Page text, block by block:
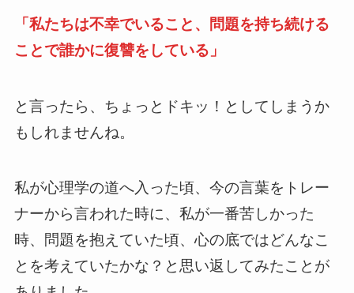
「私たちは不幸でいること、問題を持ち続ける
ことで誰かに復讐をしている」
と言ったら、ちょっとドキッ！としてしまうか
もしれませんね。
私が心理学の道へ入った頃、今の言葉をトレー
ナーから言われた時に、私が一番苦しかった
時、問題を抱えていた頃、心の底ではどんなこ
とを考えていたかな？と思い返してみたことが